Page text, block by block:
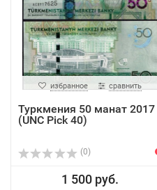
избранное сравнить
Туркмения 50 манат 2017
(UNC Pick 40)
(0)
1 500 руб.